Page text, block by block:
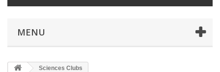
MENU
Sciences Clubs